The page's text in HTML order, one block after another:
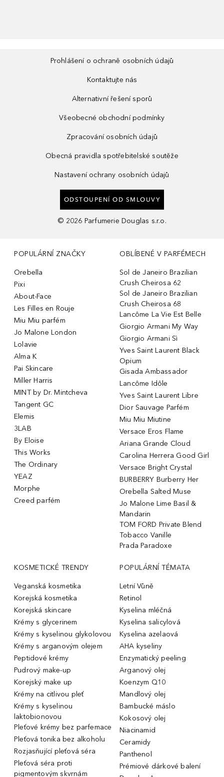
Prohlášení o ochraně osobních údajů
Kontaktujte nás
Alternativní řešení sporů
Všeobecné obchodní podmínky
Zpracování osobních údajů
Obecná pravidla spotřebitelské soutěže
Nastavení ochrany osobních údajů
ODSTOUPENÍ OD SMLOUVY
© 2026 Parfumerie Douglas s.r.o.
POPULÁRNÍ ZNAČKY
Orebella
Pixi
About-Face
Les Filles en Rouje
Miu Miu parfém
Jo Malone London
Lolavie
Alma K
Pai Skincare
Miller Harris
MINT by Dr. Mintcheva
Tangent GC
Elemis
3LAB
By Eloise
This Works
The Ordinary
YEAZ
Morphe
Creed parfém
OBLÍBENÉ V PARFÉMECH
Sol de Janeiro Brazilian
Crush Cheirosa 62
Sol de Janeiro Brazilian
Crush Cheirosa 68
Lancôme La Vie Est Belle
Giorgio Armani My Way
Giorgio Armani Sì
Yves Saint Laurent Black
Opium
Gisada Ambassador
Lancôme Idôle
Yves Saint Laurent Libre
Dior Sauvage Parfém
Miu Miu Miutine
Versace Eros Flame
Ariana Grande Cloud
Carolina Herrera Good Girl
Versace Bright Crystal
BURBERRY Burberry Her
Orebella Salted Muse
Jo Malone Lime Basil &
Mandarin
TOM FORD Private Blend
Tobacco Vanille
Prada Paradoxe
KOSMETICKÉ TRENDY
Veganská kosmetika
Korejská kosmetika
Korejská skincare
Krémy s glycerinem
Krémy s kyselinou glykolovou
Krémy s arganovým olejem
Peptidové krémy
Pudrový make-up
Korejský make up
Krémy na citlivou pleť
Krémy s kyselinou
laktobionovou
Pleťové krémy bez parfemace
Pleťová tonika bez alkoholu
Rozjasňující pleťová séra
Pleťová séra proti
pigmentovým skvrnám
POPULÁRNÍ TÉMATA
Letní Vůně
Retinol
Kyselina mléčná
Kyselina salicylová
Kyselina azelaová
AHA kyseliny
Enzymatický peeling
Arganový olej
Koenzym Q10
Mandlový olej
Bambucké máslo
Kokosový olej
Niacinamid
Ceramidy
Panthenol
Prémiové dárkové balení